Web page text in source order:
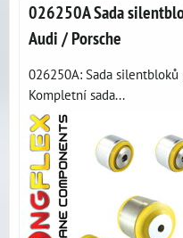
026250A Sada
Audi / Porsche
026250A: Sada silentbloků
Kompletní sada...